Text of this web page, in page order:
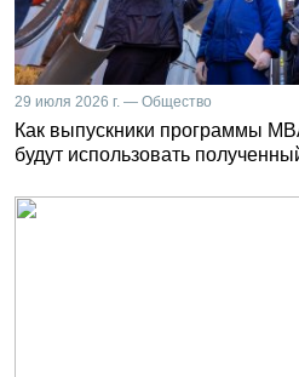
29 июля 2026 г. — Общество
Как выпускники программы
будут использовать